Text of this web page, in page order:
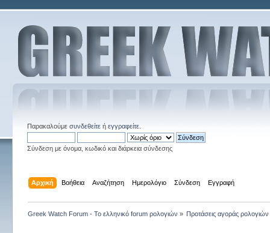
Παρακαλούμε συνδεθείτεή εγγραφείτε.
Σύνδεση με όνομα, κωδικό και διάρκεια σύνδεσης
Αρχική Βοήθεια Αναζήτηση Ημερολόγιο Σύνδεση Εγγραφή
Greek Watch Forum - Το ελληνικό forum ρολογιών » Προτάσεις αγοράς ρολογιών